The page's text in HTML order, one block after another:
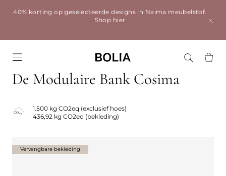
40% korting op geselecteerde designs in Naima meubelstof.
Shop hier
De Modulaire Bank Cosima
1.500 kg CO2eq (exclusief hoes)
436,92 kg CO2eq (bekleding)
Vervangbare bekleding